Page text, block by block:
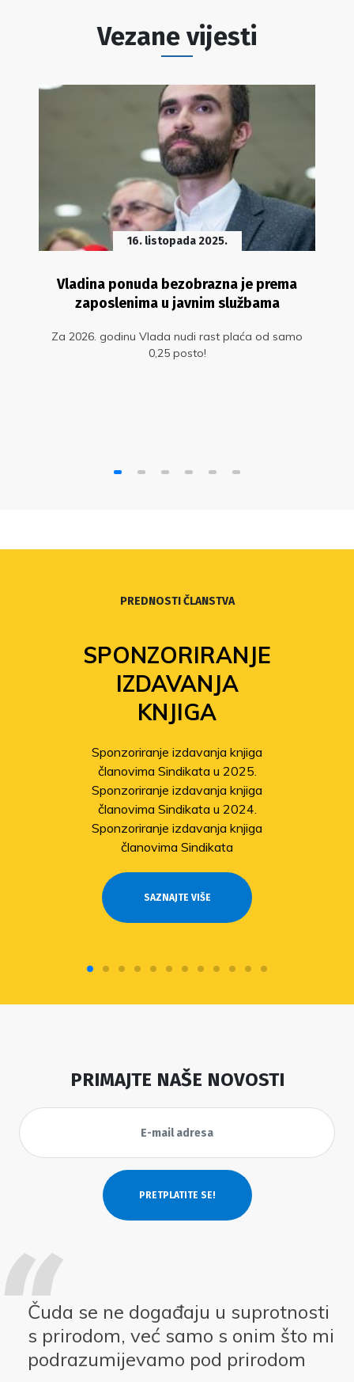
Vezane vijesti
16. listopada 2025.
Vladina ponuda bezobrazna je prema
zaposlenima u javnim službama
Za 2026. godinu Vlada nudi rast plaća od samo
0,25 posto!
PREDNOSTI ČLANSTVA
SPONZORIRANJE
IZDAVANJA
KNJIGA
Sponzoriranje izdavanja knjiga
članovima Sindikata u 2025.
Sponzoriranje izdavanja knjiga
članovima Sindikata u 2024.
Sponzoriranje izdavanja knjiga
članovima Sindikata
SAZNAJTE VIŠE
PRIMAJTE NAŠE NOVOSTI
Čuda se ne događaju u suprotnosti
s prirodom, već samo s onim što mi
podrazumijevamo pod prirodom